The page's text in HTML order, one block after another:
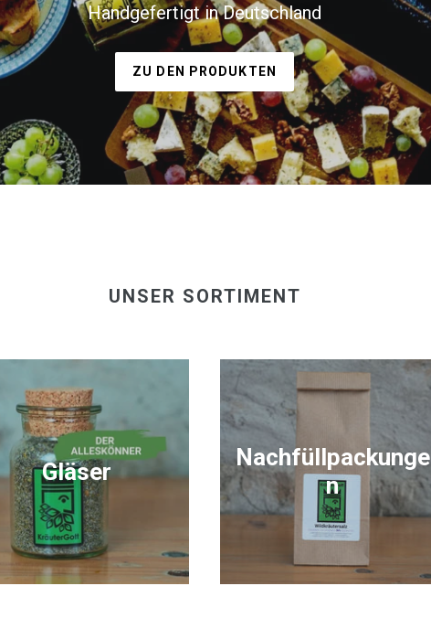
Handgefertigt in Deutschland
ZU DEN PRODUKTEN
UNSER SORTIMENT
Gläser
Nachfüllpackunge
n